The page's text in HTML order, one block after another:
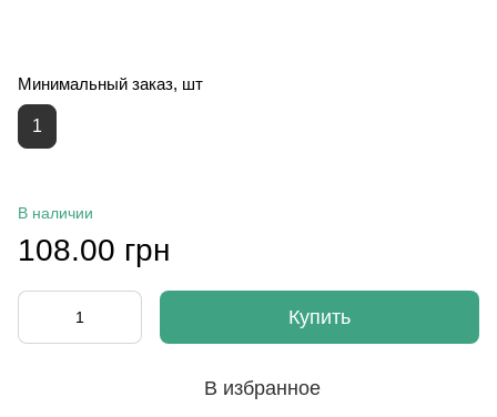
Минимальный заказ, шт
1
В наличии
108.00 грн
Купить
В избранное